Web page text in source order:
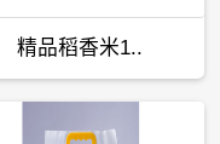
精品稻香米1..